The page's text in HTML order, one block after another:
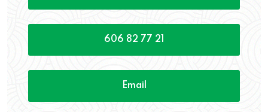
606 82 77 21
Email